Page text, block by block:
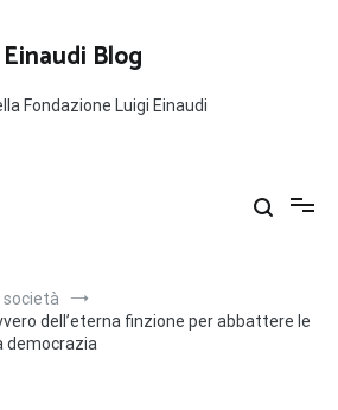
Einaudi Blog
Fondazione Luigi Einaudi
società
dell’eterna finzione per abbattere le
democrazia